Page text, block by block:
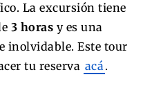
La excursión tiene
3 horas y es una
inolvidable. Este tour
tu reserva acá.